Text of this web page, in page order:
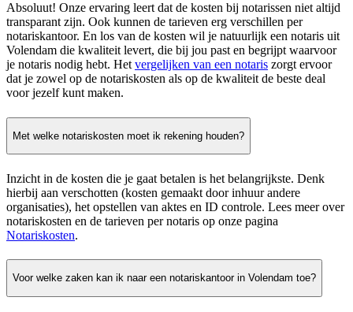
Absoluut! Onze ervaring leert dat de kosten bij notarissen niet altijd
transparant zijn. Ook kunnen de tarieven erg verschillen per
notariskantoor. En los van de kosten wil je natuurlijk een notaris uit
Volendam die kwaliteit levert, die bij jou past en begrijpt waarvoor
je notaris nodig hebt. Hetvergelijken van een notaris zorgt ervoor
dat je zowel op de notariskosten als op de kwaliteit de beste deal
voor jezelf kunt maken.
Met welke notariskosten moet ik rekening houden?
Inzicht in de kosten die je gaat betalen is het belangrijkste. Denk
hierbij aan verschotten (kosten gemaakt door inhuur andere
organisaties), het opstellen van aktes en ID controle. Lees meer over
notariskosten en de tarieven per notaris op onze pagina
Notariskosten.
Voor welke zaken kan ik naar een notariskantoor in Volendam toe?